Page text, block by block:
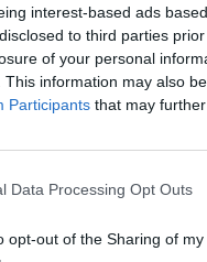
interest-based ads
to third parties
of your personal
This information may also
Participants that may
Data Processing Opt Outs
opt-out of the Sharing of my
insisteix. "No eren
amb l'ètnia que
haurem de
afegeix.
millorar-ne "la
creu que mica
s'anirà esvaint i
tenim un